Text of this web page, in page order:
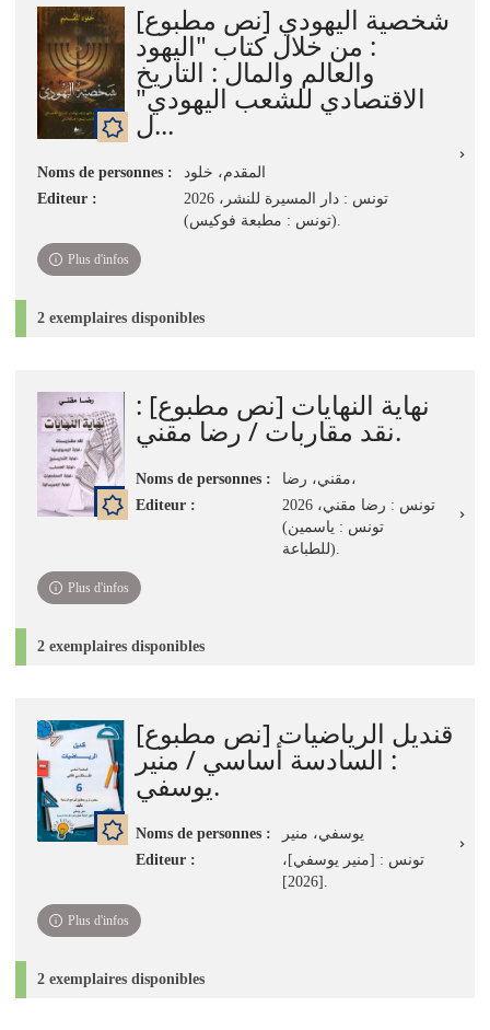
شخصية اليهودي [نص مطبوع]
: من خلال كتاب "اليهود
والعالم والمال : التاريخ
الاقتصادي للشعب اليهودي"
ل...
Noms de personnes :
المقدم، خلود
Editeur :
تونس : دار المسيرة للنشر، 2026
(تونس : مطبعة فوكيس).
Plus d'infos
2 exemplaires disponibles
نهاية النهايات [نص مطبوع] :
نقد مقاربات / رضا مقني.
Noms de personnes :
مقني، رضا،
Editeur :
تونس : رضا مقني، 2026
(تونس : ياسمين
للطباعة).
Plus d'infos
2 exemplaires disponibles
قنديل الرياضيات [نص مطبوع]
: السادسة أساسي / منير
يوسفي.
Noms de personnes :
يوسفي، منير
Editeur :
تونس : [منير يوسفي]،
[2026].
Plus d'infos
2 exemplaires disponibles